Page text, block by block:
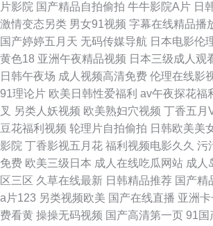
片影院 国产精品自拍偷拍 牛牛影院A片 日
激情变态另类 男女91视频 字幕在线精品播
国产婷婷五月天 无码传媒导航 日本电影伦
黄色18 亚洲午夜精品视频 日本三级成人观
日韩午夜场 成人视频高清免费 伦理在线影
91理论片 欧美日韩性爱福利 av午夜探花福
叉 另类人妖视频 欧美熟妇穴视频 丁香五月
豆花福利视频 轮理片自拍偷拍 日韩欧美美
影院 丁香影视五月花 福利视频电影久久 污
免费 欧美三级日本 成人在线吃瓜网站 成人
区三区 久草在线最新 日韩精品推荐 国产精
a片123 另类视频欧美 国产在线直播 亚洲
费看黄 操操无码视频 国产高清第一页 91国